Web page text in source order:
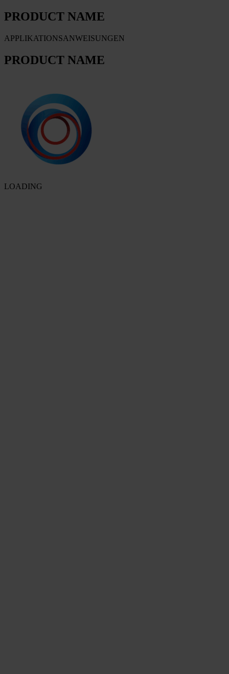
PRODUCT NAME
APPLIKATIONSANWEISUNGEN
PRODUCT NAME
LOADING